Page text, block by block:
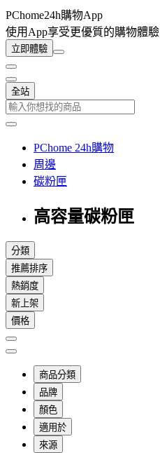
PChome24h購物App
使用App享受更優質的購物體驗
立即體驗
全站
PChome 24h購物
周邊
碳粉匣
高容量碳粉匣
分類
推薦排序
熱銷度
新上架
價格
商品分類
品牌
顏色
適用於
來源